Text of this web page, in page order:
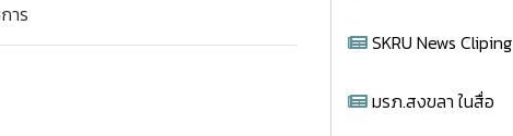
าร
SKRU News Cliping
มรภ.สงขลา ในสื่อ